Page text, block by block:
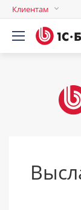
Клиентам